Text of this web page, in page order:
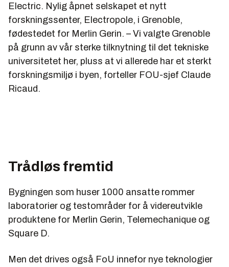
Electric. Nylig åpnet selskapet et nytt
forskningssenter, Electropole, i Grenoble,
fødestedet for Merlin Gerin. – Vi valgte Grenoble
på grunn av vår sterke tilknytning til det tekniske
universitetet her, pluss at vi allerede har et sterkt
forskningsmiljø i byen, forteller FOU-sjef Claude
Ricaud.
Trådløs fremtid
Bygningen som huser 1000 ansatte rommer
laboratorier og testområder for å videreutvikle
produktene for Merlin Gerin, Telemechanique og
Square D.
Men det drives også FoU innefor nye teknologier